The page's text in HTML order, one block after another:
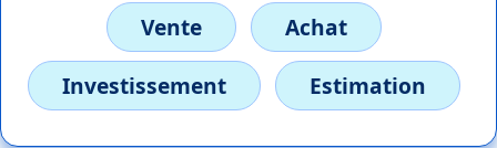
Vente
Achat
Investissement
Estimation